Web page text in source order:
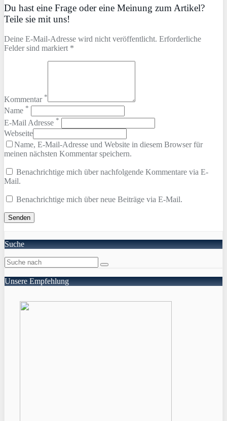
Du hast eine Frage oder eine Meinung zum Artikel?
Teile sie mit uns!
Deine E-Mail-Adresse wird nicht veröffentlicht. Erforderliche
Felder sind markiert *
Kommentar *
Name *
E-Mail Adresse *
Webseite
Name, E-Mail-Adresse und Website in diesem Browser für
meinen nächsten Kommentar speichern.
Benachrichtige mich über nachfolgende Kommentare via E-
Mail.
Benachrichtige mich über neue Beiträge via E-Mail.
Suche
Unsere Empfehlung